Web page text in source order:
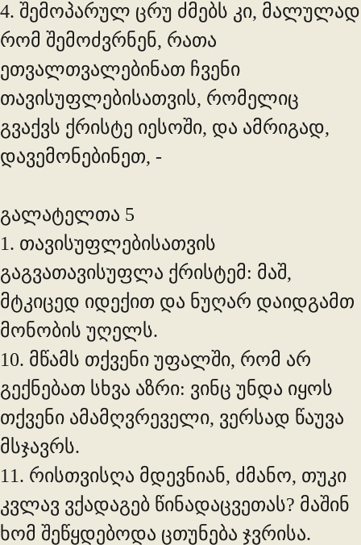
4. შემოპარულ ცრუ ძმებს კი, მალულად
რომ შემოძვრნენ, რათა
ეთვალთვალებინათ ჩვენი
თავისუფლებისათვის, რომელიც
გვაქვს ქრისტე იესოში, და ამრიგად,
დავემონებინეთ, -
გალატელთა 5
1. თავისუფლებისათვის
გაგვათავისუფლა ქრისტემ: მაშ,
მტკიცედ იდექით და ნუღარ დაიდგამთ
მონობის უღელს.
10. მწამს თქვენი უფალში, რომ არ
გექნებათ სხვა აზრი: ვინც უნდა იყოს
თქვენი ამამღვრეველი, ვერსად წაუვა
მსჯავრს.
11. რისთვისღა მდევნიან, ძმანო, თუკი
კვლავ ვქადაგებ წინადაცვეთას? მაშინ
ხომ შეწყდებოდა ცთუნება ჯვრისა.